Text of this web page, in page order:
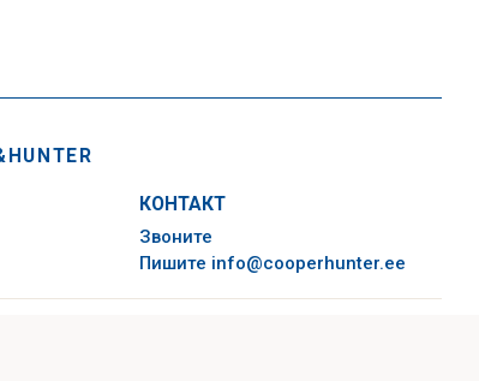
КОНТАКТ
Звоните
Пишите info@cooperhunter.ee